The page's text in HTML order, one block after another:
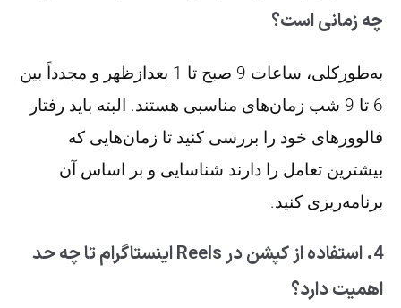
چه زمانی است؟
به‌طورکلی، ساعات 9 صبح تا 1 بعدازظهر و مجدداً بین
6 تا 9 شب زمان‌های مناسبی هستند. البته باید رفتار
فالوورهای خود را بررسی کنید تا زمان‌هایی که
بیشترین تعامل را دارند شناسایی و بر اساس آن
برنامه‌ریزی کنید.
4. استفاده از کپشن در Reels اینستاگرام تا چه حد
اهمیت دارد؟